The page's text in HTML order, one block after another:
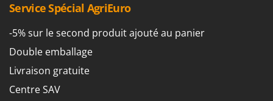
Soufreuses - Poudreuses à dos
Soufreuses - Poudreuses pour tracteur
T
Taille-haies
Taille-haies à bras pour tracteur
Kasco
Kemper
Keter
KitchenAid
Komo
Service Spécial AgriEuro
-5% sur le second produit ajouté au panier
Double emballage
Livraison gratuite
Centre SAV